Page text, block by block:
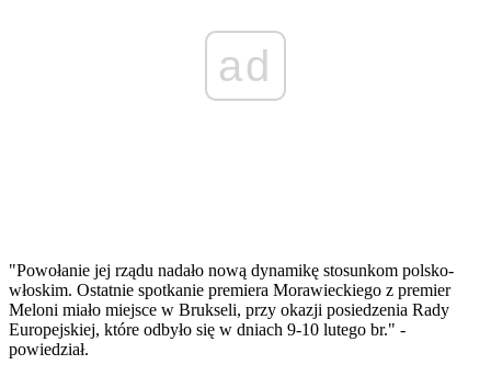
ad
"Powołanie jej rządu nadało nową dynamikę stosunkom polsko-
włoskim. Ostatnie spotkanie premiera Morawieckiego z premier
Meloni miało miejsce w Brukseli, przy okazji posiedzenia Rady
Europejskiej, które odbyło się w dniach 9-10 lutego br." -
powiedział.